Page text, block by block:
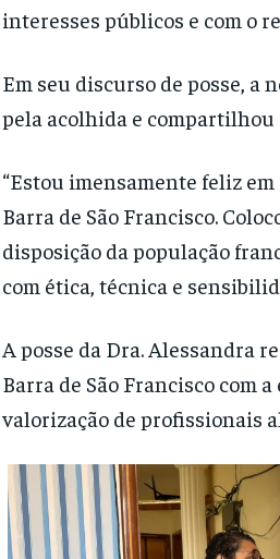
interesses públicos e com o
Em seu discurso de posse, a
pela acolhida e compartilhou
“Estou imensamente feliz
Barra de São Francisco.
disposição da população
com ética, técnica e
A posse da Dra. Alessandra
Barra de São Francisco com
valorização de profissionais